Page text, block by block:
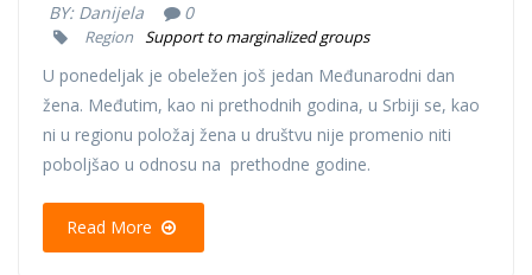
BY: Danijela 0
Region Support to marginalized groups
U ponedeljak je obeležen još jedan Međunarodni dan
žena. Međutim, kao ni prethodnih godina, u Srbiji se, kao
ni u regionu položaj žena u društvu nije promenio niti
poboljšao u odnosu na prethodne godine.
Read More